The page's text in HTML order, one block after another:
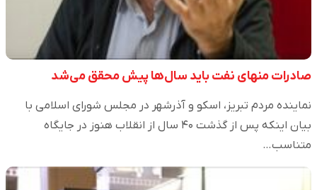
صادرات منهای نفت باید سال‌ها پیش محقق می‌شد
نماینده مردم تبریز، اسکو و آذرشهر در مجلس شورای اسلامی با
بیان اینکه پس از گذشت ۴۰ سال از انقلاب هنوز در جایگاه
متناسب…